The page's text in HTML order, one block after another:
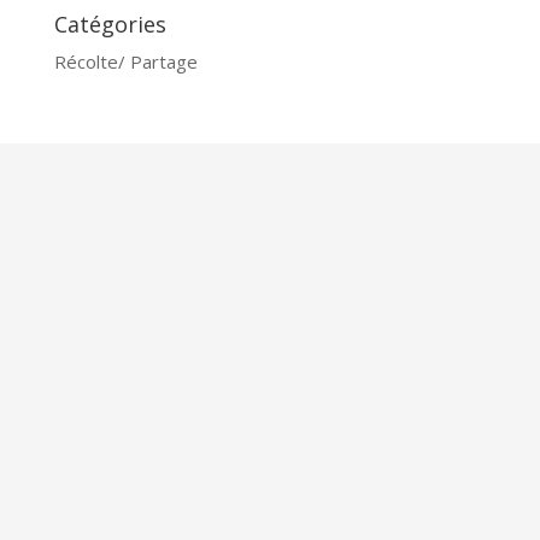
Catégories
Récolte/ Partage